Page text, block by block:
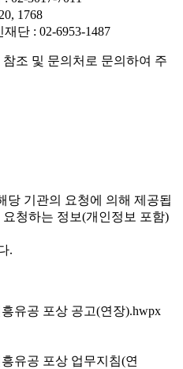
1768
단 : 02-6953-1487
조 및 문의처로 문의하여 주
당 기관의 요청에 의해 제공됩
청하는 정보(개인정보 포함)
.
유공 포상 공고(연장).hwpx
유공 포상 업무지침(연